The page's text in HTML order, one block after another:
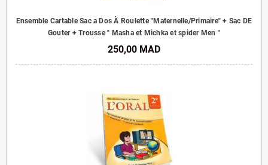
Ensemble Cartable Sac a Dos À Roulette "Maternelle/Primaire" + Sac DE
Gouter + Trousse " Masha et Michka et spider Men "
250,00 MAD